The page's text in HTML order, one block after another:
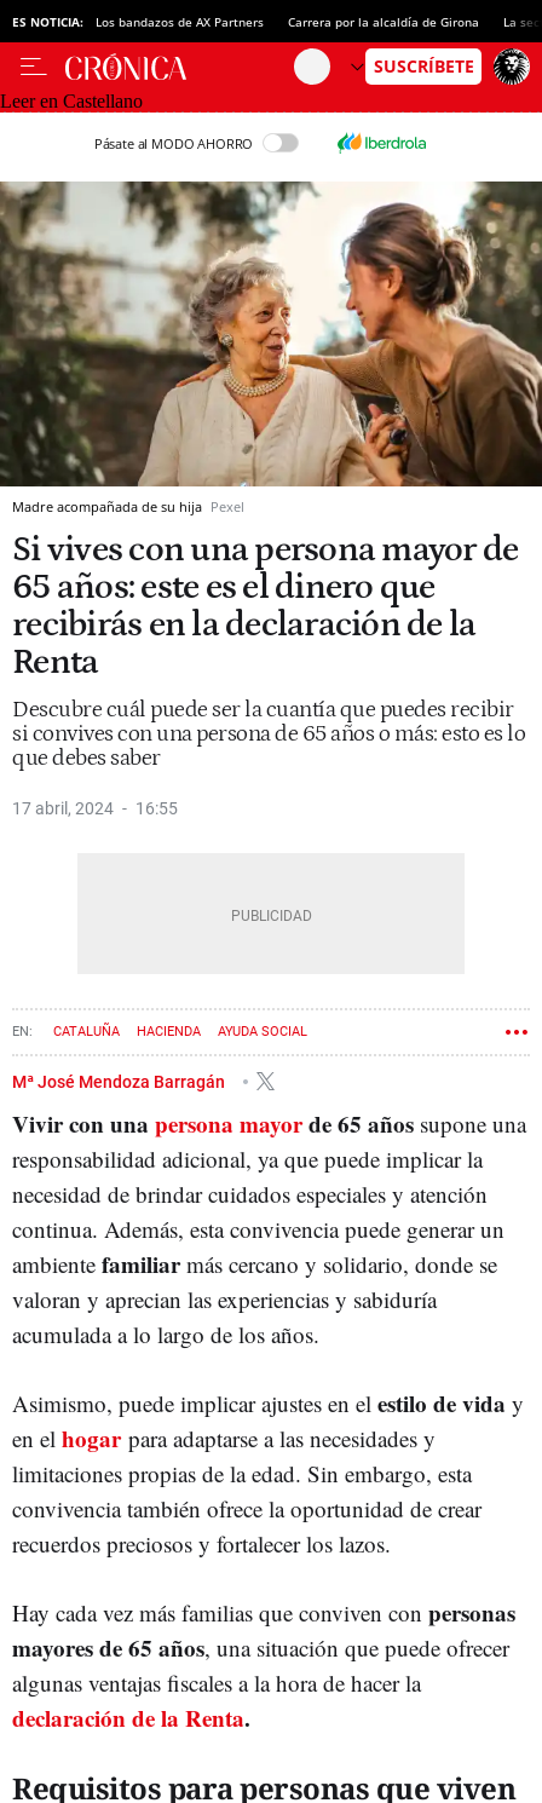
ES NOTICIA: Los bandazos de AX Partners Carrera por la alcaldía de Girona La
Leer en Castellano
Pásate al MODO AHORRO
Madre acompañada de su hija Pexel
Si vives con una persona mayor de
65 años: este es el dinero que
recibirás en la declaración de la
Renta
Descubre cuál puede ser la cuantía que puedes recibir
si convives con una persona de 65 años o más: esto es lo
que debes saber
17 abril, 2024 16:55
CATALUÑA HACIENDA AYUDA SOCIAL
DECLARACIÓN DE LA RENTA
Mª José Mendoza Barragán
Vivir con una persona mayorde 65 años supone una
responsabilidad adicional, ya que puede implicar la
necesidad de brindar cuidados especiales y atención
continua. Además, esta convivencia puede generar un
ambiente familiarmás cercano y solidario, donde se
valoran y aprecian las experiencias y sabiduría
acumulada a lo largo de los años.
Asimismo, puede implicar ajustes en el estilo de vida y
en el hogar para adaptarse a las necesidades y
limitaciones propias de la edad. Sin embargo, esta
convivencia también ofrece la oportunidad de crear
recuerdos preciosos y fortalecer los lazos.
Hay cada vez más familias que conviven con personas
mayores de 65 años, una situación que puede ofrecer
algunas ventajas fiscales a la hora de hacer la
declaración de la Renta.
Requisitos para personas que viven